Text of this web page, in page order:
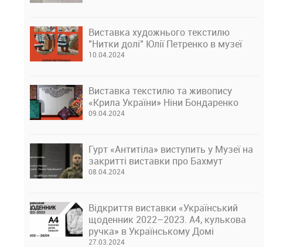
Виставка художнього текстилю
"Нитки долі" Юлії Петренко в музеї
10.04.2024
Виставка текстилю та живопису
«Крила України» Ніни Бондаренко
09.04.2024
Гурт «Антитіла» виступить у Музеї на
закритті виставки про Бахмут
08.04.2024
Відкриття виставки «Український
щоденник 2022–2023. А4, кулькова
ручка» в Українському Домі
27.03.2024